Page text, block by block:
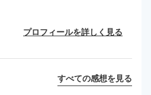
プロフィールを詳しく見る
すべての感想を見る